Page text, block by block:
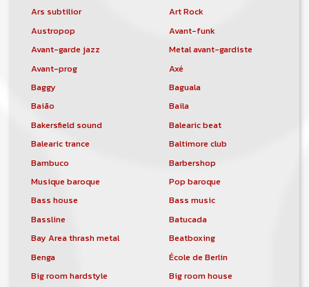
Ars subtilior
Art Rock
Austropop
Avant-funk
Avant-garde jazz
Metal avant-gardiste
Avant-prog
Axé
Baggy
Baguala
Baião
Baila
Bakersfield sound
Balearic beat
Balearic trance
Baltimore club
Bambuco
Barbershop
Musique baroque
Pop baroque
Bass house
Bass music
Bassline
Batucada
Bay Area thrash metal
Beatboxing
Benga
École de Berlin
Big room hardstyle
Big room house